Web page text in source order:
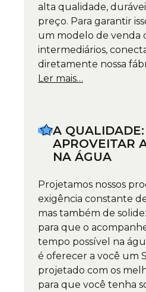
alta qualidade,
preço. Para garantir
um modelo de venda
intermediários,
diretamente nossa
Ler mais…
A
APROVEITAR
NA ÁGUA
Projetamos nossos
exigência constante
mas também de
para que o
tempo possível na
é oferecer a você um
projetado com os
para que você tenha